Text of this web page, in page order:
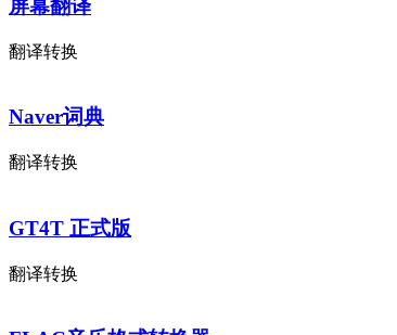
屏幕翻译
翻译转换
Naver词典
翻译转换
GT4T 正式版
翻译转换